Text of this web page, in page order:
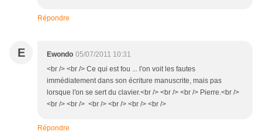
Répondre
E Ewondo 05/07/2011 10:31
<br /> <br /> Ce qui est fou ... l'on voit les fautes
immédiatement dans son écriture manuscrite, mais pas
lorsque l'on se sert du clavier.<br /> <br /> <br /> Pierre.<br />
<br /> <br /> <br /> <br /> <br /> <br />
Répondre